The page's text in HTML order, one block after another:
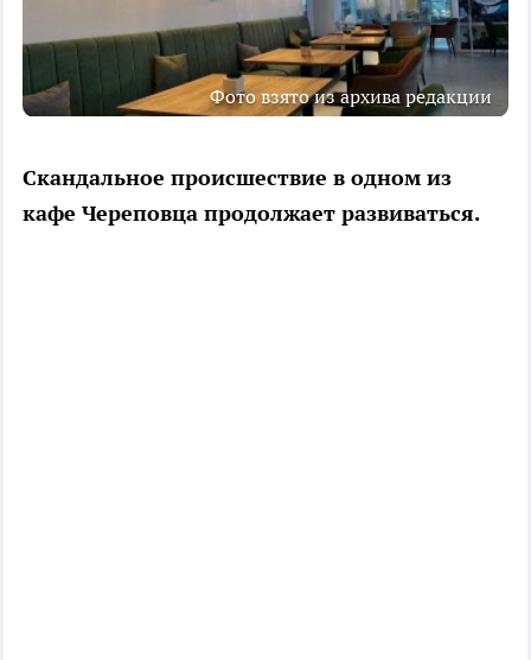
Фото взято из архива редакции
Скандальное происшествие в одном из
кафе Череповца продолжает развиваться.